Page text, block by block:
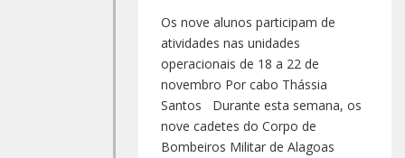
Os nove alunos participam de
atividades nas unidades
operacionais de 18 a 22 de
novembro Por cabo Thássia
Santos Durante esta semana, os
nove cadetes do Corpo de
Bombeiros Militar de Alagoas